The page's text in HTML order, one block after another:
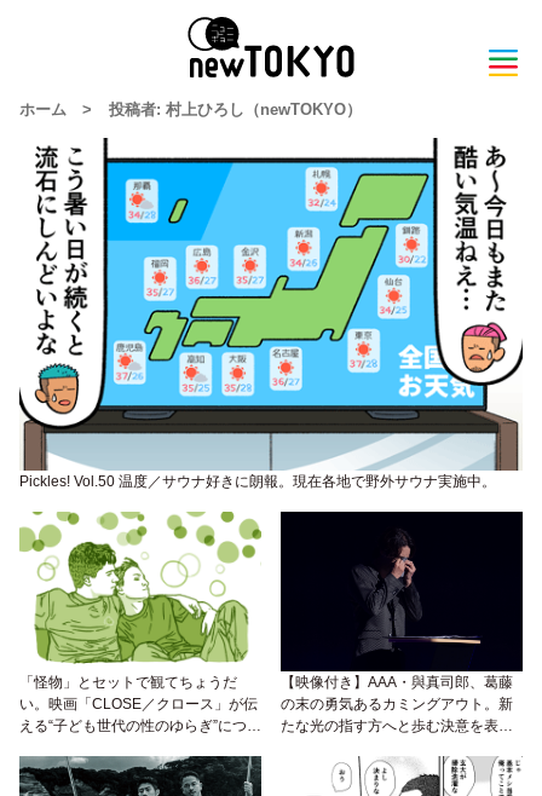
ホーム > 投稿者: 村上ひろし（newTOKYO）
Pickles! Vol.50 温度／サウナ好きに朗報。現在各地で野外サウナ実施中。
「怪物」とセットで観てちょうだ
い。映画「CLOSE／クロース」が伝
える“子ども世代の性のゆらぎ”につい
【映像付き】AAA・與真司郎、葛藤
の末の勇気あるカミングアウト。新
たな光の指す方へと歩む決意を表